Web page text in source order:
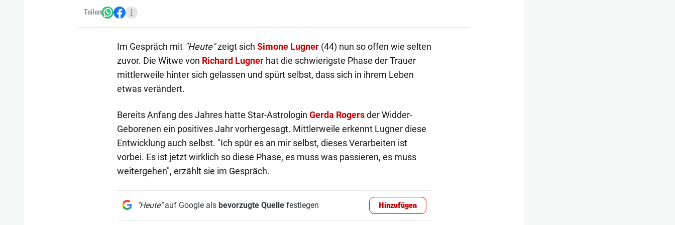
Teilen
Im Gespräch mit "Heute"zeigt sich Simone Lugner(44) nun so offen wie selten
zuvor. Die Witwe von Richard Lugnerhat die schwierigste Phase der Trauer
mittlerweile hinter sich gelassen und spürt selbst, dass sich in ihrem Leben
etwas verändert.
Bereits Anfang des Jahres hatte Star-Astrologin Gerda Rogersder Widder-
Geborenen ein positives Jahr vorhergesagt. Mittlerweile erkennt Lugner diese
Entwicklung auch selbst. "Ich spür es an mir selbst, dieses Verarbeiten ist
vorbei. Es ist jetzt wirklich so diese Phase, es muss was passieren, es muss
weitergehen", erzählt sie im Gespräch.
"Heute"auf Google als bevorzugte Quellefestlegen Hinzufügen